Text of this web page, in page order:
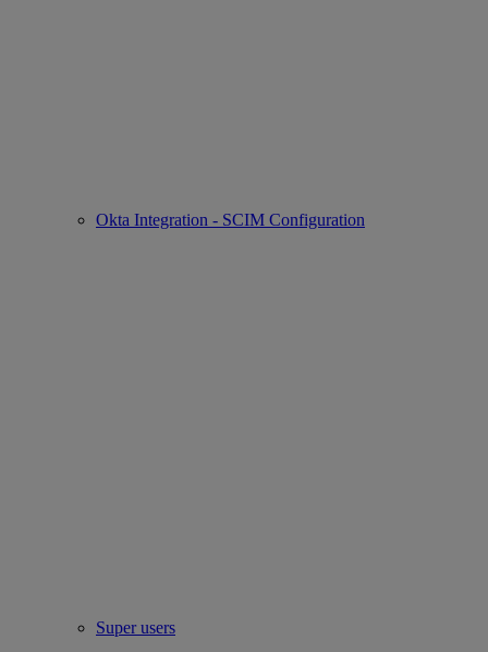
Okta Integration - SCIM Configuration
Super users